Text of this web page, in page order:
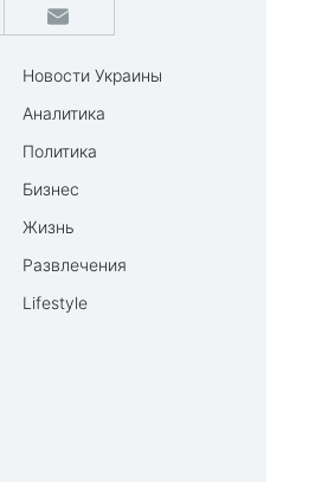
Новости Украины
Аналитика
Политика
Бизнес
Жизнь
Развлечения
Lifestyle